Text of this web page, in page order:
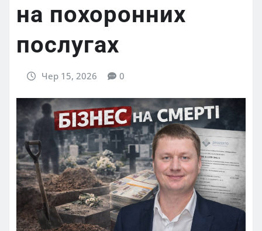
на похоронних
послугах
Чер 15, 2026 0